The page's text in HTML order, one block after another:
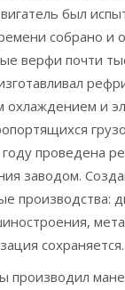
был
собрано и
верфи почти
и
проведена
заводом.
производства:
сохраняется.
производил